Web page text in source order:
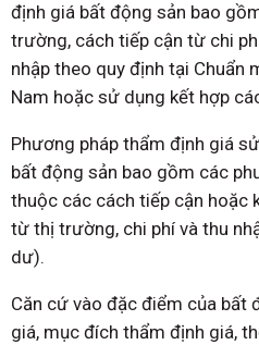
định giá bất động sản bao
trường, cách tiếp cận từ chi
nhập theo quy định tại Chuẩn
Nam hoặc sử dụng kết hợp
Phương pháp thẩm định giá
bất động sản bao gồm các
thuộc các cách tiếp cận hoặc
từ thị trường, chi phí và thu
dư).
Căn cứ vào đặc điểm của bất
giá, mục đích thẩm định giá,